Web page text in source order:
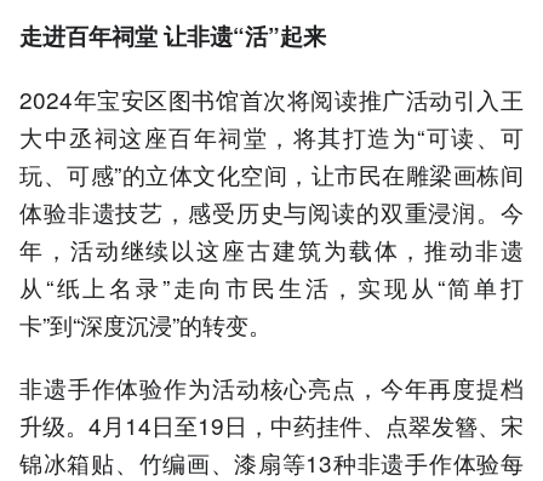
走进百年祠堂 让非遗“活”起来
2024年宝安区图书馆首次将阅读推广活动引入王
大中丞祠这座百年祠堂，将其打造为“可读、可
玩、可感”的立体文化空间，让市民在雕梁画栋间
体验非遗技艺，感受历史与阅读的双重浸润。今
年，活动继续以这座古建筑为载体，推动非遗
从“纸上名录”走向市民生活，实现从“简单打
卡”到“深度沉浸”的转变。
非遗手作体验作为活动核心亮点，今年再度提档
升级。4月14日至19日，中药挂件、点翠发簪、宋
锦冰箱贴、竹编画、漆扇等13种非遗手作体验每